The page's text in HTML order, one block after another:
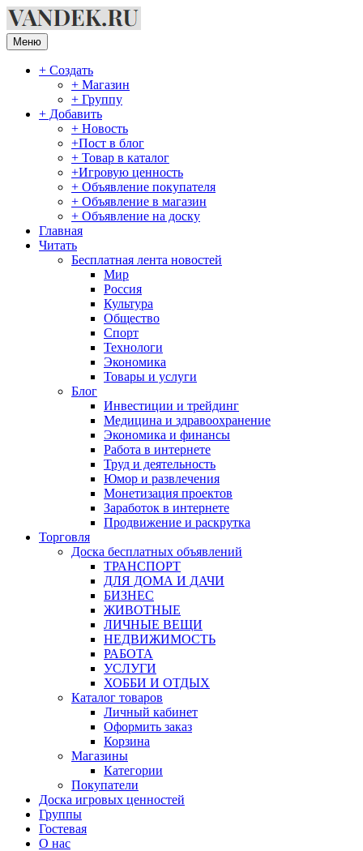
Перейти
к
содержимому
Меню
+ Создать
+ Магазин
+ Группу
+ Добавить
+ Новость
+Пост в блог
+ Товар в каталог
+Игровую ценность
+ Объявление покупателя
+ Объявление в магазин
+ Объявление на доску
Главная
Читать
Бесплатная лента новостей
Мир
Россия
Культура
Общество
Спорт
Технологи
Экономика
Товары и услуги
Блог
Инвестиции и трейдинг
Медицина и здравоохранение
Экономика и финансы
Работа в интернете
Труд и деятельность
Юмор и развлечения
Монетизация проектов
Заработок в интернете
Продвижение и раскрутка
Торговля
Доска бесплатных объявлений
ТРАНСПОРТ
ДЛЯ ДОМА И ДАЧИ
БИЗНЕС
ЖИВОТНЫЕ
ЛИЧНЫЕ ВЕЩИ
НЕДВИЖИМОСТЬ
РАБОТА
УСЛУГИ
ХОББИ И ОТДЫХ
Каталог товаров
Личный кабинет
Оформить заказ
Корзина
Магазины
Категории
Покупатели
Доска игровых ценностей
Группы
Гостевая
О нас